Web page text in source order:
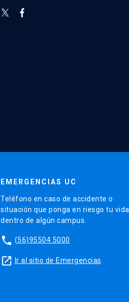
EMERGENCIAS UC
Teléfono en caso de accidente o
situación que ponga en riesgo tu vida
dentro de algún campus.
phone (56)95504 5000
launch Ir al sitio de Emergencias